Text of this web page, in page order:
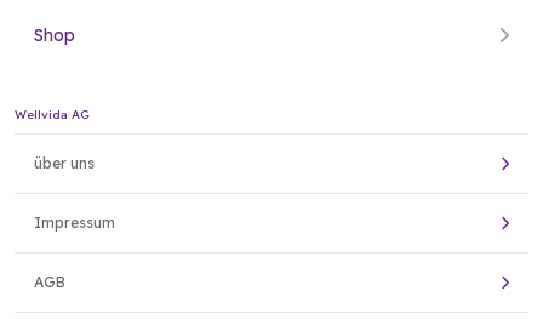
Shop
Wellvida AG
über uns
Impressum
AGB